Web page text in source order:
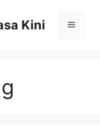
Kini Menu